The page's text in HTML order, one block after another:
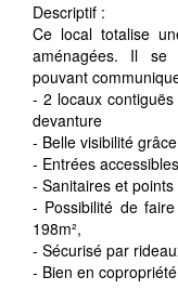
Descriptif :
Ce local totalise
aménagées. Il se
pouvant
- 2 locaux
devanture
- Belle visibilité
- Entrées
- Sanitaires et points
- Possibilité de
198m²,
- Sécurisé par
- Bien en